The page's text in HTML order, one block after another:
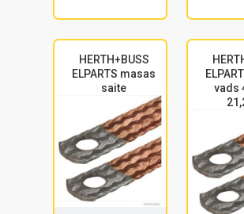
HERTH+BUSS
ELPARTS masas
saite
vads